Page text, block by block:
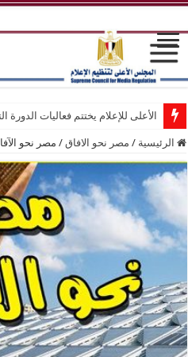
الأعلى للإعلام يختتم فعاليات الدورة
الرئيسية / مصر نحو الافاق / مصر نحو الآفاق من 30 /3